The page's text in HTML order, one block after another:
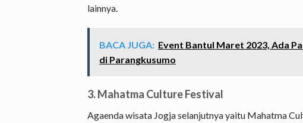
lainnya.
BACA JUGA: Event Bantul Maret 2023, Ada
di Parangkusumo
3. Mahatma Culture Festival
Agaenda wisata Jogja selanjutnya yaitu Mahatma